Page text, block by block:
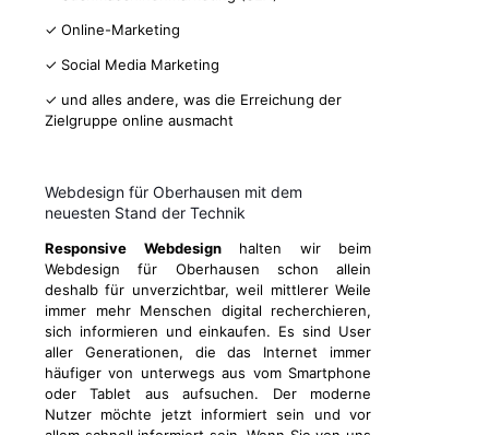
✓ Online-Marketing
✓ Social Media Marketing
✓ und alles andere, was die Erreichung der
Zielgruppe online ausmacht
Webdesign für Oberhausen mit dem
neuesten Stand der Technik
Responsive Webdesignhalten wir beim
Webdesign für Oberhausen schon allein
deshalb für unverzichtbar, weil mittlerer Weile
immer mehr Menschen digital recherchieren,
sich informieren und einkaufen. Es sind User
aller Generationen, die das Internet immer
häufiger von unterwegs aus vom Smartphone
oder Tablet aus aufsuchen. Der moderne
Nutzer möchte jetzt informiert sein und vor